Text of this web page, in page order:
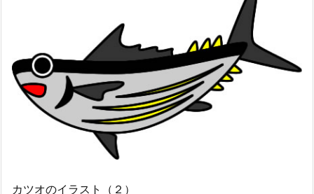
カツオのイラスト（２）